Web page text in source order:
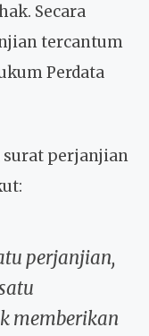
Secara
tercantum
Perdata
surat perjanjian
perjanjian,
memberikan